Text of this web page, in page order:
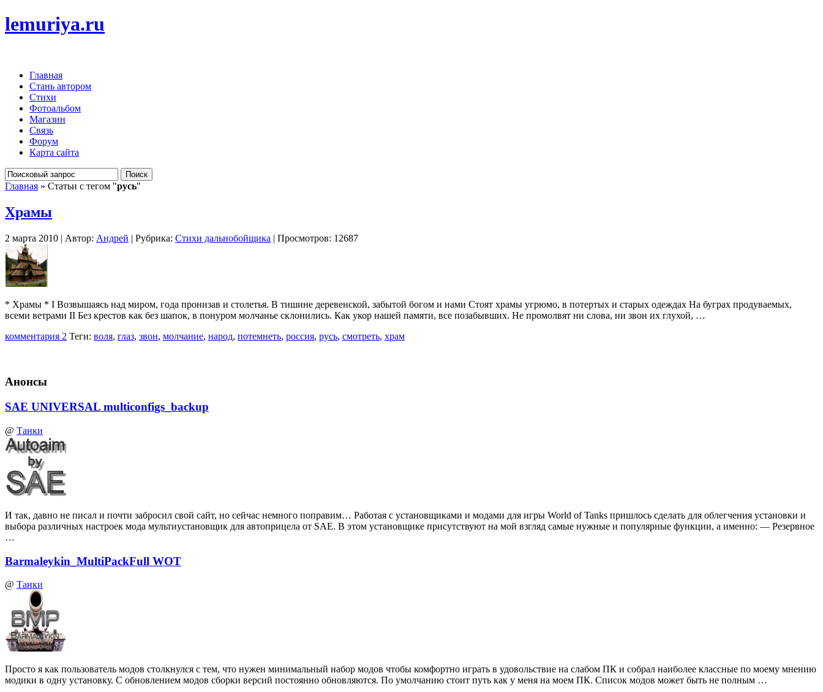
lemuriya.ru
Главная
Стань автором
Стихи
Фотоальбом
Магазин
Связь
Форум
Карта сайта
Главная » Статьи с тегом "русь"
Храмы
2 марта 2010 | Автор: Андрей | Рубрика: Стихи дальнобойщика | Просмотров: 12687
* Храмы * I Возвышаясь над миром, года пронизав и столетья. В тишине деревенской, забытой богом и нами Стоят храмы угрюмо, в потертых и старых одеждах На буграх продуваемых,
всеми ветрами II Без крестов как без шапок, в понуром молчанье склонились. Как укор нашей памяти, все позабывших. Не промолвят ни слова, ни звон их глухой, …
комментария 2 Теги: воля, глаз, звон, молчание, народ, потемнеть, россия, русь, смотреть, храм
Анонсы
SAE UNIVERSAL multiconfigs_backup
@ Танки
И так, давно не писал и почти забросил свой сайт, но сейчас немного поправим… Работая с установщиками и модами для игры World of Tanks пришлось сделать для облегчения установки и
выбора различных настроек мода мультиустановщик для автоприцела от SAE. В этом установщике присутствуют на мой взгляд самые нужные и популярные функции, а именно: — Резервное
…
Barmaleykin_MultiPackFull WOT
@ Танки
Просто я как пользователь модов столкнулся с тем, что нужен минимальный набор модов чтобы комфортно играть в удовольствие на слабом ПК и собрал наиболее классные по моему мнению
модики в одну установку. С обновлением модов сборки версий постоянно обновляются. По умолчанию стоит путь как у меня на моем ПК. Список модов может быть не полным …